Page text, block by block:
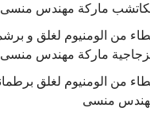
ماركة مهندس منسى
من الومنيوم لغلق و
ماركة مهندس منسى
من الومنيوم لغلق
منسى